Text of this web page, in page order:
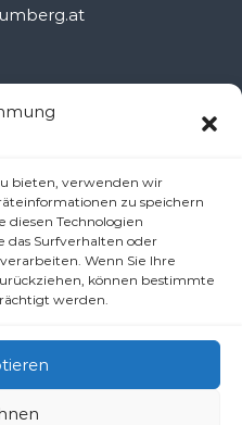
bieten, verwenden wir
zu speichern
diesen Technologien
das Surfverhalten oder
Wenn Sie Ihre
können bestimmte
werden.
derAraburg